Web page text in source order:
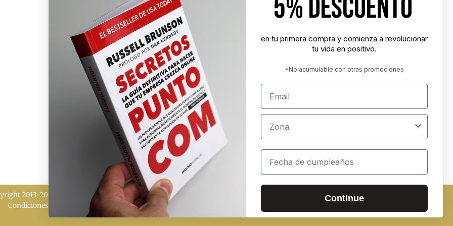
"Nunca es demasiado tarde para ser la
persona que podrías haber sido"
"Tener éxito es lograr lo que quieres.
"Es más importante elegir el destino
correcto que la velocidad con la que
avanzamos"
- José María Vicedo
2013-2026 MÁXIMO POTENCIAL | Todos los derechos reservados
Condiciones de venta
Política de cookies|Política de privacidad
5% DESCUENTO
en tu primera compra y comienza a revolucionar
tu vida en positivo.
*No acumulable con otras promociones
Email
Zona
Cumpleaños
Continue